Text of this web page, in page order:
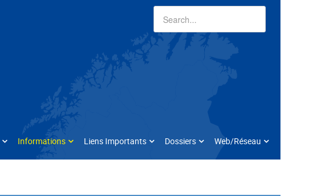
Informations Liens Importants Dossiers Web/Réseau